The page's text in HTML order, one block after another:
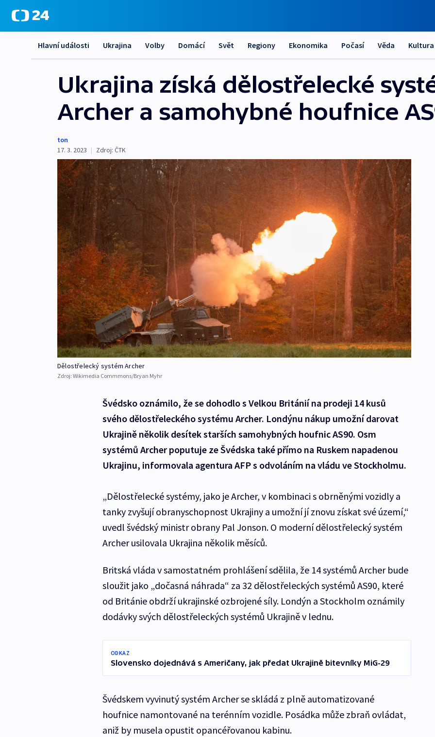
Hlavní události Ukrajina Volby Domácí Svět Regiony Ekonomika Počasí Věda Kultura
Ukrajina získá dělostřelecké
Archer a samohybné houfnice
ton
17. 3. 2023 | Zdroj: ČTK
Dělostřelecký systém Archer
Zdroj: Wikimedia Commmons/Bryan Myhr
Švédsko oznámilo, že se dohodlo s Velkou Británií na prodeji 14 kusů
svého dělostřeleckého systému Archer. Londýnu nákup umožní darovat
Ukrajině několik desítek starších samohybných houfnic AS90. Osm
systémů Archer poputuje ze Švédska také přímo na Ruskem napadenou
Ukrajinu, informovala agentura AFP s odvoláním na vládu ve Stockholmu.
„Dělostřelecké systémy, jako je Archer, v kombinaci s obrněnými vozidly a
tanky zvyšují obranyschopnost Ukrajiny a umožní jí znovu získat své území,“
uvedl švédský ministr obrany Pal Jonson. O moderní dělostřelecký systém
Archer usilovala Ukrajina několik měsíců.
Britská vláda v samostatném prohlášení sdělila, že 14 systémů Archer bude
sloužit jako „dočasná náhrada“ za 32 dělostřeleckých systémů AS90, které
od Británie obdrží ukrajinské ozbrojené síly. Londýn a Stockholm oznámily
dodávky svých dělostřeleckých systémů Ukrajině v lednu.
ODKAZ
Slovensko dojednává s Američany, jak předat Ukrajině bitevníky MiG-29
Švédskem vyvinutý systém Archer se skládá z plně automatizované
houfnice namontované na terénním vozidle. Posádka může zbraň ovládat,
aniž by musela opustit opancéřovanou kabinu.